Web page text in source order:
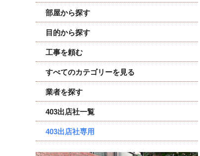
部屋から探す
目的から探す
工事を頼む
すべてのカテゴリーを見る
業者を探す
403出店社一覧
403出店社専用